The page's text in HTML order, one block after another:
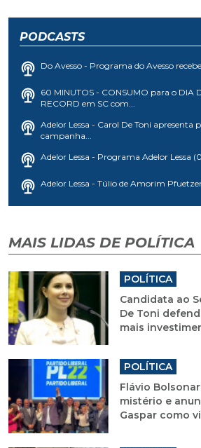
PODCASTS
Do Avesso - Programa do Avesso recebe
60 MINUTOS - CONSUMO para o DIA
RECORD em SC com...
Adelor Lessa - Carol De Toni apresenta
campanha...
Adelor Lessa - Programa Adelor Lessa
Adelor Lessa - Túlio de Amorim
MAIS LIDAS DE POLÍTICA
POLÍTICA
Candidata ao
De Toni
mais
POLÍTICA
Flávio
mistério e
Gaspar como